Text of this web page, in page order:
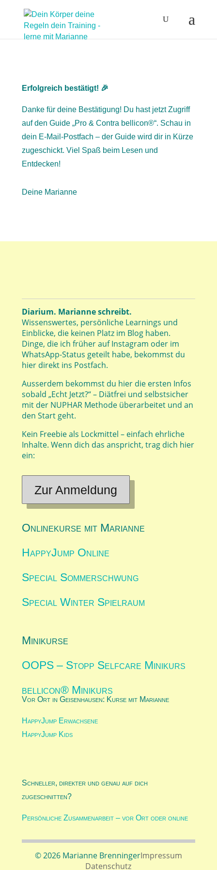
Erfolgreich bestätigt! 🎉
Danke für deine Bestätigung! Du hast jetzt Zugriff
auf den Guide „Pro & Contra bellicon®️“. Schau in
dein E-Mail-Postfach – der Guide wird dir in Kürze
zugeschickt. Viel Spaß beim Lesen und
Entdecken!
Deine Marianne
Diarium. Marianne schreibt.
Wissenswertes, persönliche Learnings und
Einblicke, die keinen Platz im Blog haben.
Dinge, die ich früher auf Instagram oder im
WhatsApp-Status geteilt habe, bekommst du
hier direkt ins Postfach.
Ausserdem bekommst du hier die ersten Infos
sobald „Echt Jetzt?“ – Diätfrei und selbstsicher
mit der NUPHAR Methode überarbeitet und an
den Start geht.
Kein Freebie als Lockmittel – einfach ehrliche
Inhalte. Wenn dich das anspricht, trag dich hier
ein:
Zur Anmeldung
Onlinekurse mit Marianne
HappyJump Online
Special Sommerschwung
Special Winter Spielraum
Minikurse
OOPS – Stopp Selfcare Minikurs
bellicon® Minikurs
Vor Ort in Geisenhausen: Kurse mit Marianne
HappyJump Erwachsene
HappyJump Kids
Schneller, direkter und genau auf dich
zugeschnitten?
Persönliche Zusammenarbeit – vor Ort oder online
© 2026 Marianne BrenningerImpressum
Datenschutz